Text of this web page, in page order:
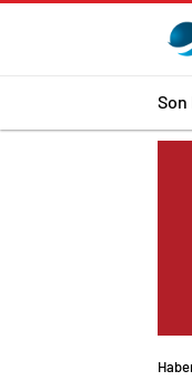
Son